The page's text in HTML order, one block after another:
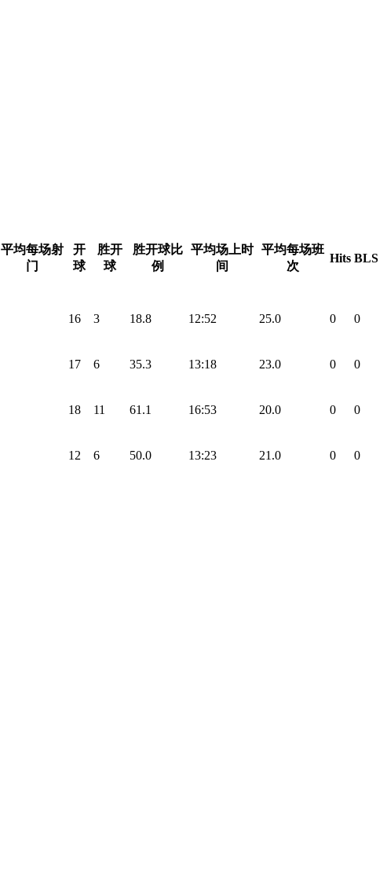
平均每场射
门
开
球
胜开
球
胜开球比
例
平均场上时
间
平均每场班
次
Hits BLS
16 3 18.8 12:52 25.0 0 0
17 6 35.3 13:18 23.0 0 0
18 11 61.1 16:53 20.0 0 0
12 6 50.0 13:23 21.0 0 0